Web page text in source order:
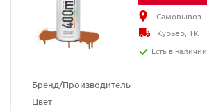
Бренд/Производитель
Цвет
Самовывоз
Курьер, ТК
Есть в наличии